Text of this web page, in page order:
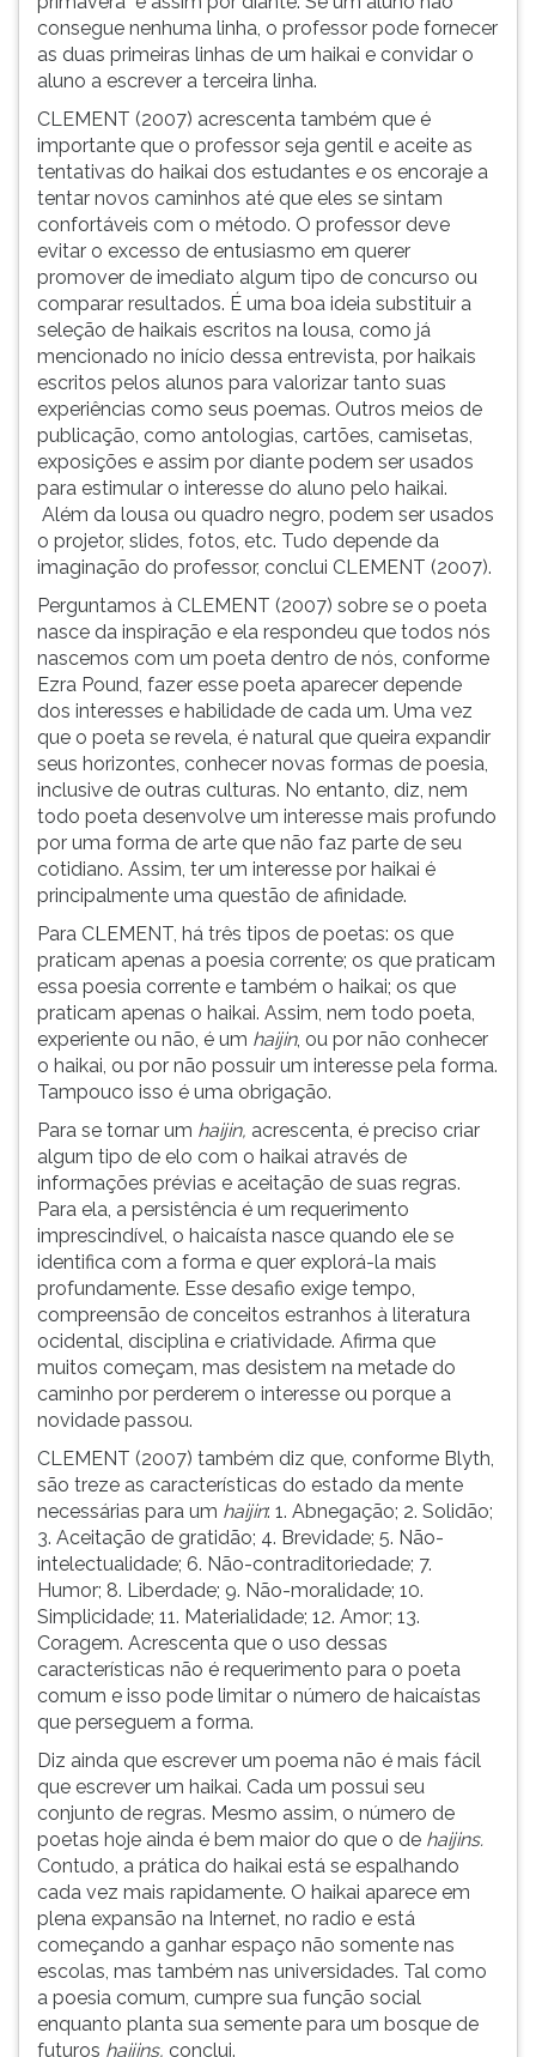
consegue nenhuma linha, o professor pode fornecer
as duas primeiras linhas de um haikai e convidar o
aluno a escrever a terceira linha.
CLEMENT (2007) acrescenta também que é
importante que o professor seja gentil e aceite as
tentativas do haikai dos estudantes e os encoraje a
tentar novos caminhos até que eles se sintam
confortáveis com o método. O professor deve
evitar o excesso de entusiasmo em querer
promover de imediato algum tipo de concurso ou
comparar resultados. É uma boa ideia substituir a
seleção de haikais escritos na lousa, como já
mencionado no início dessa entrevista, por haikais
escritos pelos alunos para valorizar tanto suas
experiências como seus poemas. Outros meios de
publicação, como antologias, cartões, camisetas,
exposições e assim por diante podem ser usados
para estimular o interesse do aluno pelo haikai.
Além da lousa ou quadro negro, podem ser usados
o projetor, slides, fotos, etc. Tudo depende da
imaginação do professor, conclui CLEMENT (2007).
Perguntamos à CLEMENT (2007) sobre se o poeta
nasce da inspiração e ela respondeu que todos nós
nascemos com um poeta dentro de nós, conforme
Ezra Pound, fazer esse poeta aparecer depende
dos interesses e habilidade de cada um. Uma vez
que o poeta se revela, é natural que queira expandir
seus horizontes, conhecer novas formas de poesia,
inclusive de outras culturas. No entanto, diz, nem
todo poeta desenvolve um interesse mais profundo
por uma forma de arte que não faz parte de seu
cotidiano. Assim, ter um interesse por haikai é
principalmente uma questão de afinidade.
Para CLEMENT, há três tipos de poetas: os que
praticam apenas a poesia corrente; os que praticam
essa poesia corrente e também o haikai; os que
praticam apenas o haikai. Assim, nem todo poeta,
experiente ou não, é um haijin, ou por não conhecer
o haikai, ou por não possuir um interesse pela forma.
Tampouco isso é uma obrigação.
Para se tornar um haijin, acrescenta, é preciso criar
algum tipo de elo com o haikai através de
informações prévias e aceitação de suas regras.
Para ela, a persistência é um requerimento
imprescindível, o haicaísta nasce quando ele se
identifica com a forma e quer explorá-la mais
profundamente. Esse desafio exige tempo,
compreensão de conceitos estranhos à literatura
ocidental, disciplina e criatividade. Afirma que
muitos começam, mas desistem na metade do
caminho por perderem o interesse ou porque a
novidade passou.
CLEMENT (2007) também diz que, conforme Blyth,
são treze as características do estado da mente
necessárias para um haijin: 1. Abnegação; 2. Solidão;
3. Aceitação de gratidão; 4. Brevidade; 5. Não-
intelectualidade; 6. Não-contraditoriedade; 7.
Humor; 8. Liberdade; 9. Não-moralidade; 10.
Simplicidade; 11. Materialidade; 12. Amor; 13.
Coragem. Acrescenta que o uso dessas
características não é requerimento para o poeta
comum e isso pode limitar o número de haicaístas
que perseguem a forma.
Diz ainda que escrever um poema não é mais fácil
que escrever um haikai. Cada um possui seu
conjunto de regras. Mesmo assim, o número de
poetas hoje ainda é bem maior do que o de haijins.
Contudo, a prática do haikai está se espalhando
cada vez mais rapidamente. O haikai aparece em
plena expansão na Internet, no radio e está
começando a ganhar espaço não somente nas
escolas, mas também nas universidades. Tal como
a poesia comum, cumpre sua função social
enquanto planta sua semente para um bosque de
futuros haijins, conclui.